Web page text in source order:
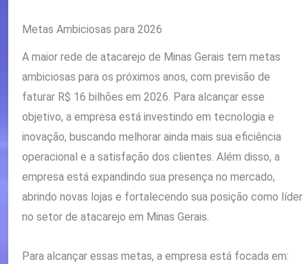
Metas Ambiciosas para 2026
A maior rede de atacarejo de Minas Gerais tem metas
ambiciosas para os próximos anos, com previsão de
faturar R$ 16 bilhões em 2026. Para alcançar esse
objetivo, a empresa está investindo em tecnologia e
inovação, buscando melhorar ainda mais sua eficiência
operacional e a satisfação dos clientes. Além disso, a
empresa está expandindo sua presença no mercado,
abrindo novas lojas e fortalecendo sua posição como líder
no setor de atacarejo em Minas Gerais.
Para alcançar essas metas, a empresa está focada em: